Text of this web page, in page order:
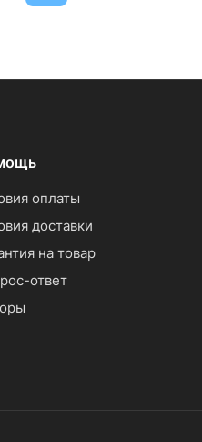
оплаты
доставки
на товар
ответ